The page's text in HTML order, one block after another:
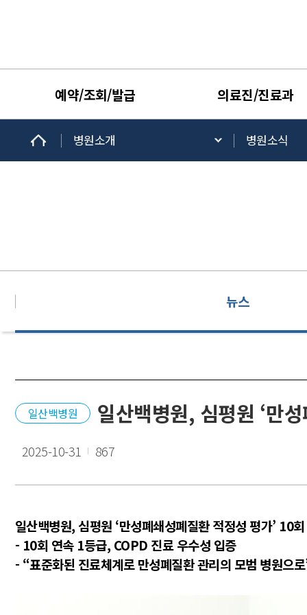
예약/조회/발급 의료진/진료과
병원소개 병원소식
뉴스
일산백병원 일산백병원, 심평원 ‘만
2025-10-31 867
일산백병원, 심평원 ‘만성폐쇄성폐질환 적정성 평가’ 10
- 10회 연속 1등급, COPD 진료 우수성 입증
- “표준화된 진료체계로 만성폐질환 관리의 모범 병원으